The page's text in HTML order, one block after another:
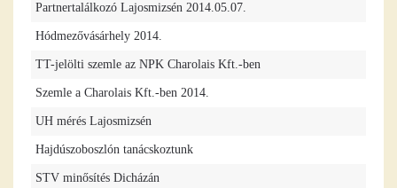
Partnertalálkozó Lajosmizsén 2014.05.07.
Hódmezővásárhely 2014.
TT-jelölti szemle az NPK Charolais Kft.-ben
Szemle a Charolais Kft.-ben 2014.
UH mérés Lajosmizsén
Hajdúszoboszlón tanácskoztunk
STV minősítés Dicházán